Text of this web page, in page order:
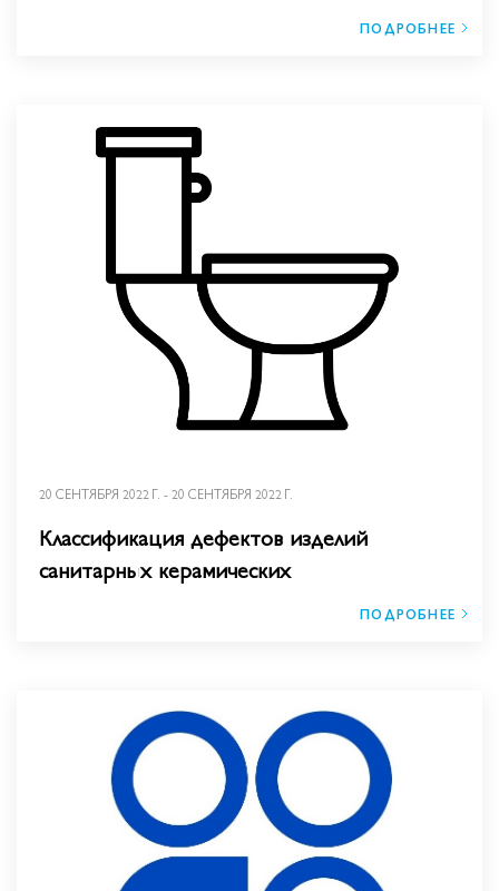
ПОДРОБНЕЕ
20 СЕНТЯБРЯ 2022 Г. - 20 СЕНТЯБРЯ 2022 Г.
Классификация дефектов изделий
санитарных керамических
ПОДРОБНЕЕ